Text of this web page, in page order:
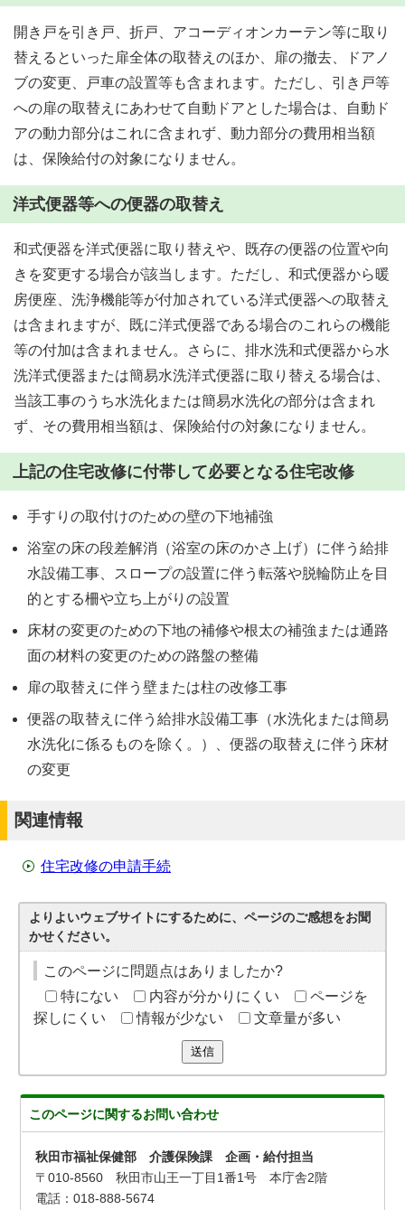
開き戸を引き戸、折戸、アコーディオンカーテン等に取り
替えるといった扉全体の取替えのほか、扉の撤去、ドアノ
ブの変更、戸車の設置等も含まれます。ただし、引き戸等
への扉の取替えにあわせて自動ドアとした場合は、自動ド
アの動力部分はこれに含まれず、動力部分の費用相当額
は、保険給付の対象になりません。
洋式便器等への便器の取替え
和式便器を洋式便器に取り替えや、既存の便器の位置や向
きを変更する場合が該当します。ただし、和式便器から暖
房便座、洗浄機能等が付加されている洋式便器への取替え
は含まれますが、既に洋式便器である場合のこれらの機能
等の付加は含まれません。さらに、排水洗和式便器から水
洗洋式便器または簡易水洗洋式便器に取り替える場合は、
当該工事のうち水洗化または簡易水洗化の部分は含まれ
ず、その費用相当額は、保険給付の対象になりません。
上記の住宅改修に付帯して必要となる住宅改修
手すりの取付けのための壁の下地補強
浴室の床の段差解消（浴室の床のかさ上げ）に伴う給排
水設備工事、スロープの設置に伴う転落や脱輪防止を目
的とする柵や立ち上がりの設置
床材の変更のための下地の補修や根太の補強または通路
面の材料の変更のための路盤の整備
扉の取替えに伴う壁または柱の改修工事
便器の取替えに伴う給排水設備工事（水洗化または簡易
水洗化に係るものを除く。）、便器の取替えに伴う床材
の変更
関連情報
住宅改修の申請手続
よりよいウェブサイトにするために、ページのご感想をお聞
かせください。
このページに問題点はありましたか?
特にない
内容が分かりにくい
ページを
探しにくい
情報が少ない 文章量が多い
送信
このページに関するお問い合わせ
秋田市福祉保健部 介護保険課 企画・給付担当
〒010-8560 秋田市山王一丁目1番1号 本庁舎2階
電話：018-888-5674